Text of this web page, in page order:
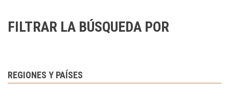
FILTRAR LA BÚSQUEDA POR
REGIONES Y PAÍSES